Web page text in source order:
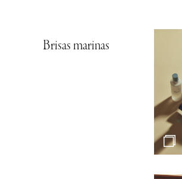
Brisas marinas